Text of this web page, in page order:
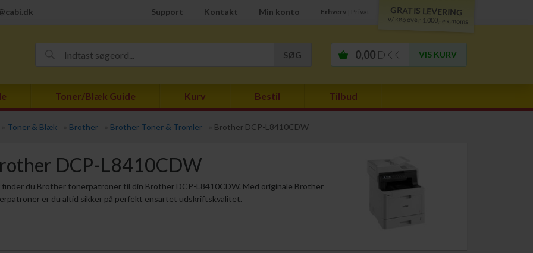
Support Kontakt Min konto Erhverv Privat GRATIS LEVERING
v/ køb over 1.000,- ex.moms
VIS KURV
0,00 DKK
Toner/Blæk Guide Kurv Bestil Tilbud
Toner & Blæk Brother Brother Toner & Tromler Brother DCP-L8410CDW
DCP-L8410CDW
finder du Brother tonerpatroner til din Brother DCP-L8410CDW. Med originale Brother
er du altid sikker på perfekt ensartet udskriftskvalitet.